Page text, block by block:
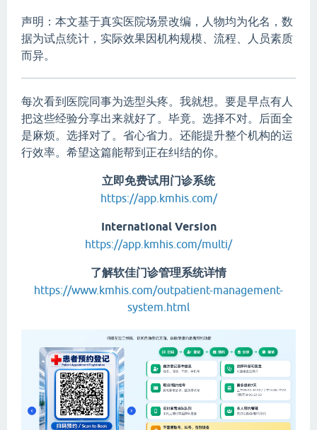
声明：本文基于真实医院场景改编，人物均为化名，数
据为试点统计，实际效果因机构规模、流程、人员素质
而异。
每次看到医院同事为选型头疼。我就想。要是早点有人
把这些经验分享出来就好了。毕竟。选择不对。后面全
是麻烦。选择对了。省心省力。还能提升整个机构的运
行效率。希望这篇能帮到正在纠结的你。
立即免费试用门诊系统
https://app.kmhis.com/
International Version
https://app.kmhis.com/multi/
了解软佳门诊管理系统详情
https://www.kmhis.com/outpatient-management-
system.html